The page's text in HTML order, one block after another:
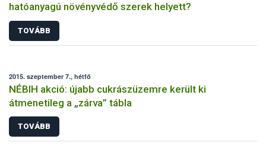
hatóanyagú növényvédő szerek helyett?
TOVÁBB
2015. szeptember 7., hétfő
NÉBIH akció: újabb cukrászüzemre került ki
átmenetileg a „zárva” tábla
TOVÁBB